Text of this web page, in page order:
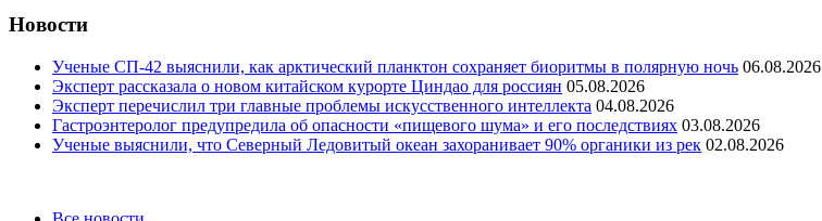
Новости
Ученые СП-42 выяснили, как арктический планктон сохраняет биоритмы в полярную ночь 06.08.2026
Эксперт рассказала о новом китайском курорте Циндао для россиян 05.08.2026
Эксперт перечислил три главные проблемы искусственного интеллекта 04.08.2026
Гастроэнтеролог предупредила об опасности «пищевого шума» и его последствиях 03.08.2026
Ученые выяснили, что Северный Ледовитый океан захоранивает 90% органики из рек 02.08.2026
Categories